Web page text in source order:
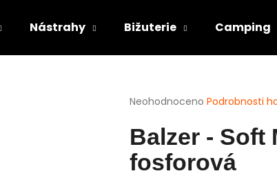
Nástrahy Bižuterie Camping
Průměrné
produktu
je
0,0
Neohodnoceno Podrobnosti
Balzer - Soft
fosforová
potřebujete najít?